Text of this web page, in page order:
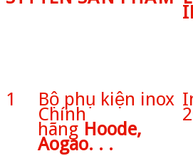
1 Bộ phụ kiện inox
Chính
hãng Hoode,
Aogao. . .